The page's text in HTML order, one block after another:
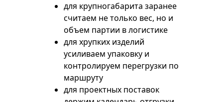
для крупногабарита заранее
считаем не только вес, но и
объем партии в логистике
для хрупких изделий
усиливаем упаковку и
контролируем перегрузки по
маршруту
для проектных поставок